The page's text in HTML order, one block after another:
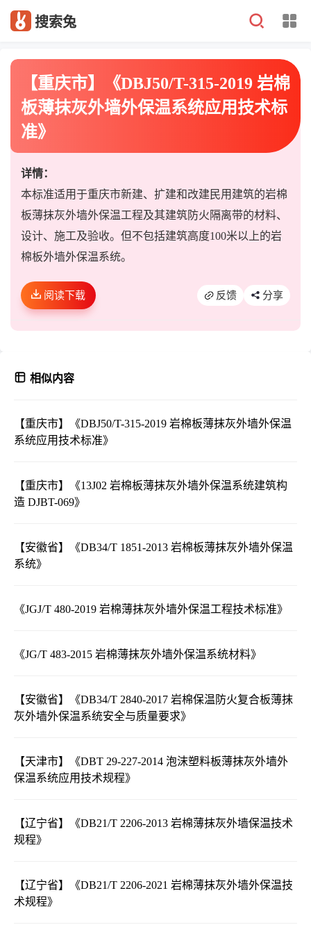
搜索兔
【重庆市】《DBJ50/T-315-2019 岩棉
板薄抹灰外墙外保温系统应用技术标
准》
详情：
本标准适用于重庆市新建、扩建和改建民用建筑的岩棉
板薄抹灰外墙外保温工程及其建筑防火隔离带的材料、
设计、施工及验收。但不包括建筑高度100米以上的岩
棉板外墙外保温系统。
阅读下载 反馈 分享
相似内容
【重庆市】《DBJ50/T-315-2019 岩棉板薄抹灰外墙外保温
系统应用技术标准》
【重庆市】《13J02 岩棉板薄抹灰外墙外保温系统建筑构
造 DJBT-069》
【安徽省】《DB34/T 1851-2013 岩棉板薄抹灰外墙外保温
系统》
《JGJ/T 480-2019 岩棉薄抹灰外墙外保温工程技术标准》
《JG/T 483-2015 岩棉薄抹灰外墙外保温系统材料》
【安徽省】《DB34/T 2840-2017 岩棉保温防火复合板薄抹
灰外墙外保温系统安全与质量要求》
【天津市】《DBT 29-227-2014 泡沫塑料板薄抹灰外墙外
保温系统应用技术规程》
【辽宁省】《DB21/T 2206-2013 岩棉薄抹灰外墙保温技术
规程》
【辽宁省】《DB21/T 2206-2021 岩棉薄抹灰外墙外保温技
术规程》